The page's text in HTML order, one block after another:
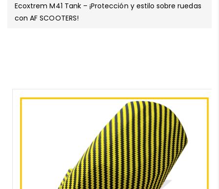
Ecoxtrem M41 Tank – ¡Protección y estilo sobre ruedas
con AF SCOOTERS!